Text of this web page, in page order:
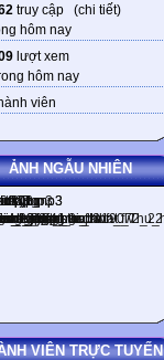
truy cập (chi tiết)
hôm nay
lượt xem
hôm nay
viên
ẢNH NGẪU NHIÊN
VIÊN TRỰC TUYẾN